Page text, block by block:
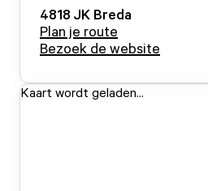
4818 JK Breda
Plan je route
Bezoek de website
Kaart wordt geladen...